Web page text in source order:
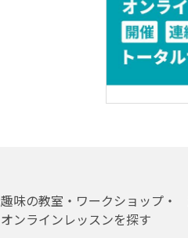
趣味の教室・ワークショップ・
オンラインレッスンを探す